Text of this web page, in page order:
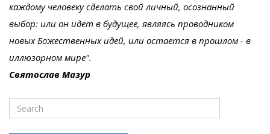
каждому человеку сделать свой личный, осознанный
выбор: или он идет в будущее, являясь проводником
новых Божественных идей, или остается в прошлом - в
иллюзорном мире".
Святослав Мазур